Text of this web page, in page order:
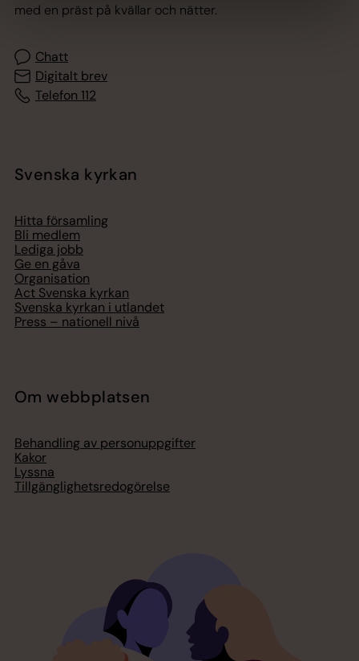
med en präst på kvällar och nätter.
Chatt
Digitalt brev
Telefon 112
Svenska kyrkan
Hitta församling
Bli medlem
Lediga jobb
Ge en gåva
Organisation
Act Svenska kyrkan
Svenska kyrkan i utlandet
Press – nationell nivå
Om webbplatsen
Behandling av personuppgifter
Kakor
Lyssna
Tillgänglighetsredogörelse